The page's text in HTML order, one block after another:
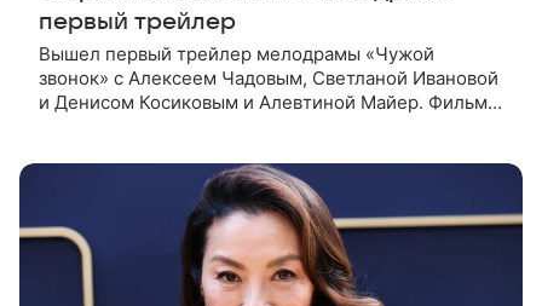
первый трейлер
Вышел первый трейлер мелодрамы «Чужой
звонок» с Алексеем Чадовым, Светланой Ивановой
и Денисом Косиковым и Алевтиной Майер. Фильм